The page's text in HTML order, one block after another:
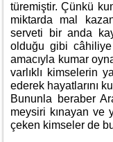
türemiştir. Çünkü
miktarda mal
serveti bir anda
olduğu gibi
amacıyla kumar
varlıklı kimselerin
ederek hayatlarını
Bununla beraber
meysiri kınayan ve
çeken kimseler de